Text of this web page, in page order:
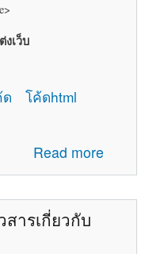
งเว็บ
โค้ดhtml
Read more
ว็บไซต์ blogger ร้านค้า
ให้สวยงาม
ารเกี่ยวกับ